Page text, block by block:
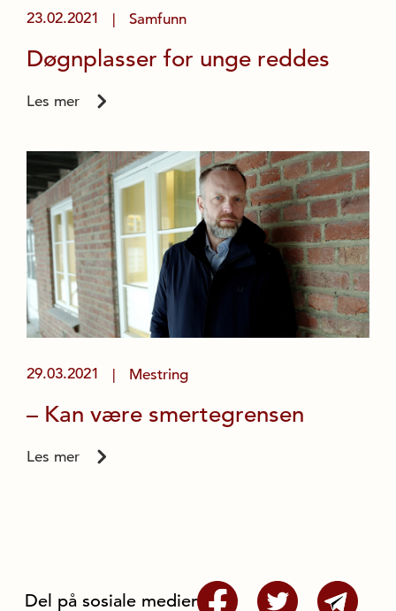
23.02.2021 | Samfunn
Døgnplasser for unge reddes
Les mer
29.03.2021 | Mestring
­– Kan være smertegrensen
Les mer
Del på sosiale medier